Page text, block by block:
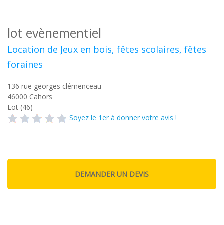
lot evènementiel
Location de Jeux en bois, fêtes scolaires, fêtes
foraines
136 rue georges clémenceau
46000 Cahors
Lot (46)
Soyez le 1er à donner votre avis !